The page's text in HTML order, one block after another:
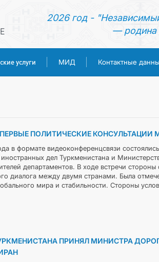
2026 год -
— родина
услуги МИД Контактные
ТУРКМЕНИСТАН
КОНСУЛЬСКИЕ УСЛУГИ
ПОЛИТИЧЕСКИЕ
в формате видеоконференцсвязи
дел Туркменистана и
департаментов. В ходе встречи
диалога между двумя странами. Была
мира и стабильности. Стороны
ПРИНЯЛ МИНИСТРА